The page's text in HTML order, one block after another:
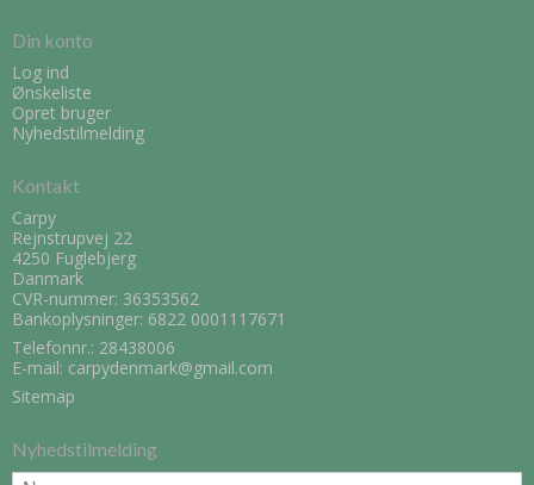
Din konto
Log ind
Ønskeliste
Opret bruger
Nyhedstilmelding
Kontakt
Carpy
Rejnstrupvej 22
4250 Fuglebjerg
Danmark
CVR-nummer: 36353562
Bankoplysninger: 6822 0001117671
Telefonnr.: 28438006
E-mail: carpydenmark@gmail.com
Sitemap
Nyhedstilmelding